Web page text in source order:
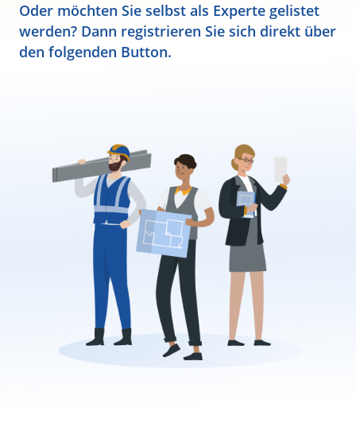
Oder möchten Sie selbst als Experte gelistet
werden? Dann registrieren Sie sich direkt über
den folgenden Button.